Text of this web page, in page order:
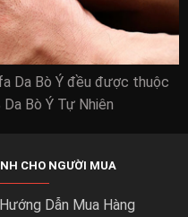
Da Bò Ý đều được thuộc
Bò Ý Tự Nhiên
CHO NGƯỜI MUA
Hướng Dẫn Mua Hàng